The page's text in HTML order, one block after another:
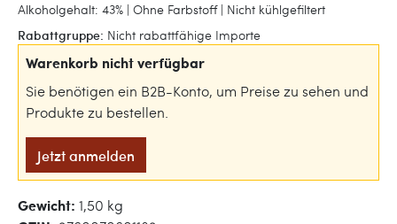
Alkoholgehalt: 43% | Ohne Farbstoff | Nicht kühlgefiltert
Rabattgruppe: Nicht rabattfähige Importe
Warenkorb nicht verfügbar
Sie benötigen ein B2B-Konto, um Preise zu sehen und
Produkte zu bestellen.
Jetzt anmelden
Gewicht: 1,50 kg